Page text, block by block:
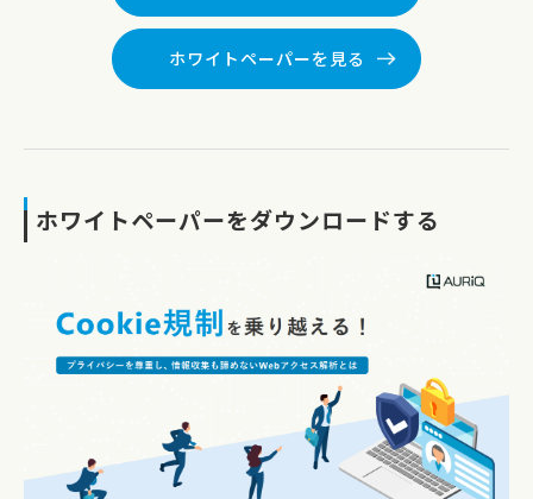
ホワイトペーパーを見る
ホワイトペーパーをダウンロードする